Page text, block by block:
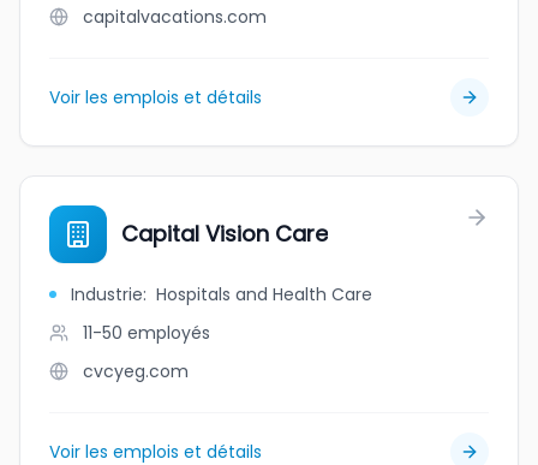
capitalvacations.com
Voir les emplois et détails
Capital Vision Care
Industrie: Hospitals and Health Care
11-50 employés
cvcyeg.com
Voir les emplois et détails